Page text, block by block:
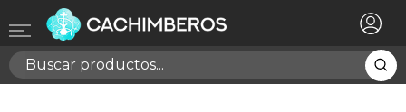
Registrarse ×
Necesitas hacer login para guardar productos en tu